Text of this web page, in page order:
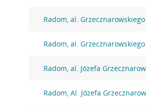
Radom, al.
Radom, al. Grzecznarowskiego
Radom, al. Józefa
Radom, Al. Józefa